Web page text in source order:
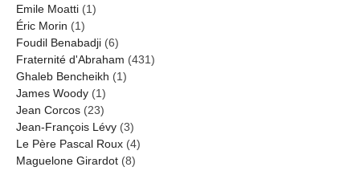
Emile Moatti (1)
Éric Morin (1)
Foudil Benabadji (6)
Fraternité d'Abraham (431)
Ghaleb Bencheikh (1)
James Woody (1)
Jean Corcos (23)
Jean-François Lévy (3)
Le Père Pascal Roux (4)
Maguelone Girardot (8)